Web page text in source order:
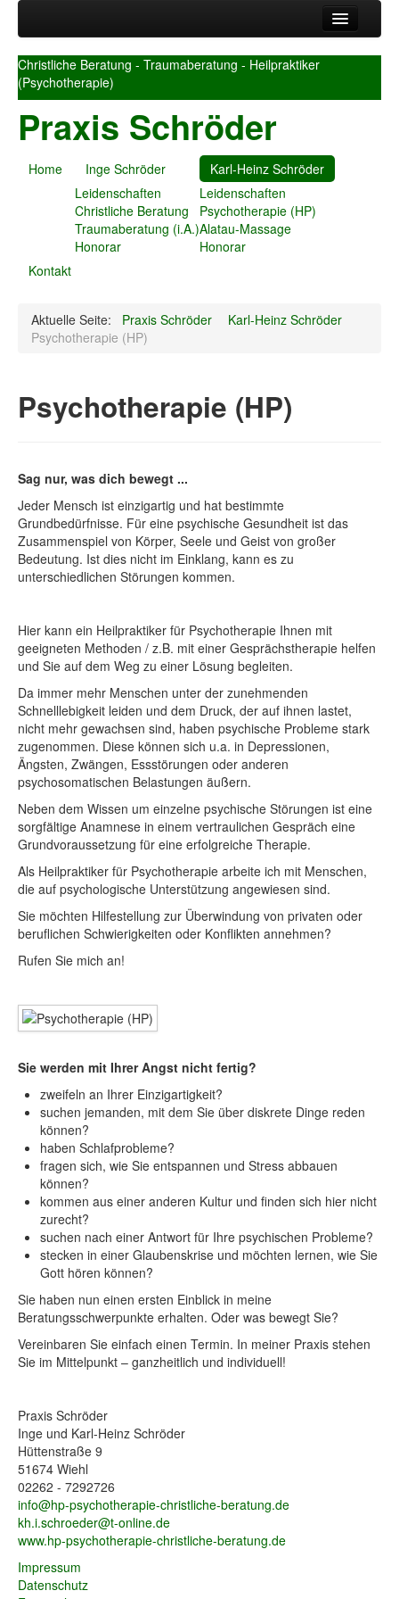
Inge Schröder
Leidenschaften
Christliche Beratung
Traumaberatung (i.A.)
Karl-Heinz Schröder
Leidenschaften
Psychotherapie (HP)
Alatau-Massage
Christliche Beratung - Traumaberatung - Heilpraktiker
(Psychotherapie)
Praxis Schröder
Home
Inge Schröder
Leidenschaften
Christliche Beratung
Traumaberatung (i.A.)
Honorar
Karl-Heinz Schröder
Leidenschaften
Psychotherapie (HP)
Alatau-Massage
Honorar
Kontakt
Aktuelle Seite: Praxis Schröder
Karl-Heinz Schröder
Psychotherapie (HP)
Psychotherapie (HP)
Sag nur, was dich bewegt ...
Jeder Mensch ist einzigartig und hat bestimmte
Grundbedürfnisse. Für eine psychische Gesundheit ist das
Zusammenspiel von Körper, Seele und Geist von großer
Bedeutung. Ist dies nicht im Einklang, kann es zu
unterschiedlichen Störungen kommen.
Hier kann ein Heilpraktiker für Psychotherapie Ihnen mit
geeigneten Methoden / z.B. mit einer Gesprächstherapie helfen
und Sie auf dem Weg zu einer Lösung begleiten.
Da immer mehr Menschen unter der zunehmenden
Schnelllebigkeit leiden und dem Druck, der auf ihnen lastet,
nicht mehr gewachsen sind, haben psychische Probleme stark
zugenommen. Diese können sich u.a. in Depressionen,
Ängsten, Zwängen, Essstörungen oder anderen
psychosomatischen Belastungen äußern.
Neben dem Wissen um einzelne psychische Störungen ist eine
sorgfältige Anamnese in einem vertraulichen Gespräch eine
Grundvoraussetzung für eine erfolgreiche Therapie.
Als Heilpraktiker für Psychotherapie arbeite ich mit Menschen,
die auf psychologische Unterstützung angewiesen sind.
Sie möchten Hilfestellung zur Überwindung von privaten oder
beruflichen Schwierigkeiten oder Konflikten annehmen?
Rufen Sie mich an!
Sie werden mit Ihrer Angst nicht fertig?
zweifeln an Ihrer Einzigartigkeit?
suchen jemanden, mit dem Sie über diskrete Dinge reden
können?
haben Schlafprobleme?
fragen sich, wie Sie entspannen und Stress abbauen
können?
kommen aus einer anderen Kultur und finden sich hier nicht
zurecht?
suchen nach einer Antwort für Ihre psychischen Probleme?
stecken in einer Glaubenskrise und möchten lernen, wie Sie
Gott hören können?
Sie haben nun einen ersten Einblick in meine
Beratungsschwerpunkte erhalten. Oder was bewegt Sie?
Vereinbaren Sie einfach einen Termin. In meiner Praxis stehen
Sie im Mittelpunkt – ganzheitlich und individuell!
Praxis Schröder
Inge und Karl-Heinz Schröder
Hüttenstraße 9
51674 Wiehl
02262 - 7292726
info@hp-psychotherapie-christliche-beratung.de
kh.i.schroeder@t-online.de
www.hp-psychotherapie-christliche-beratung.de
Impressum
Datenschutz